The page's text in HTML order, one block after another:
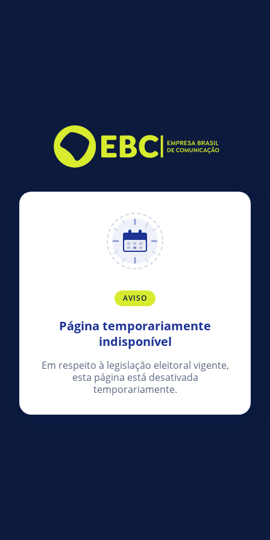
AVISO
Página temporariamente
indisponível
Em respeito à legislação eleitoral vigente,
esta página está desativada
temporariamente.